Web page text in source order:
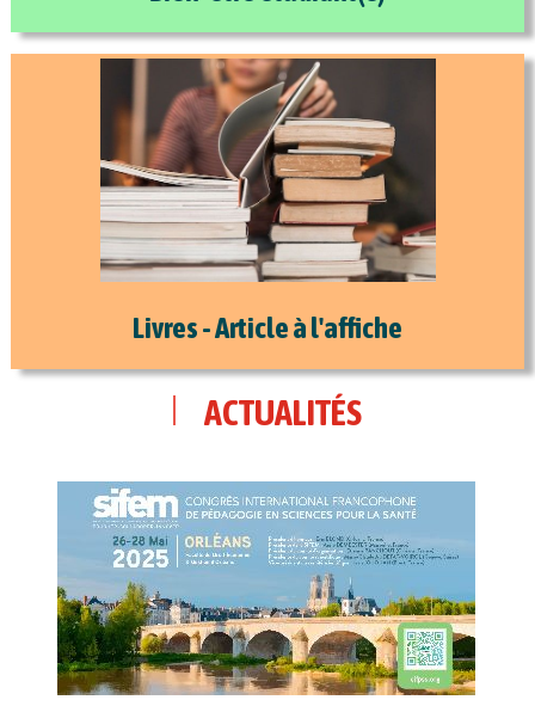
Livres - Article à l'affiche
ACTUALITÉS